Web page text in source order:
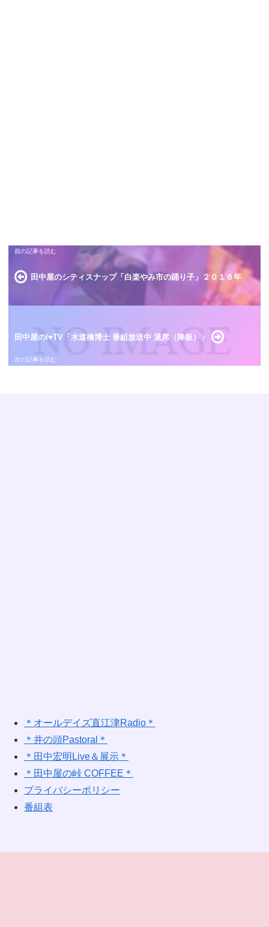
田中屋のシティスナップ「白楽やみ市の踊り子」２０１６年
田中屋のI♥️TV「水道橋博士 番組放送中 退席（降板）」
＊オールデイズ直江津Radio＊
＊井の頭Pastoral＊
＊田中宏明Live＆展示＊
＊田中屋の峠 COFFEE＊
プライバシーポリシー
番組表